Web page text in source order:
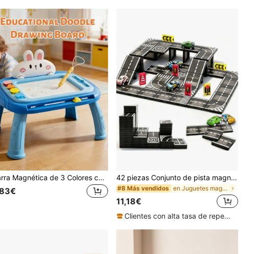
Pizarra Magnética de 3 Colores con Diseño Sellado - Pizarra para Escribir, Dibujar y Garabatear, Adecuada para Niños y Niñas de Preescolar, Juguete de Rompecabezas de Aprendizaje para Garabatear, Regalo de Cumpleaños para Niños de 3 Años en Adelante, Excelente para el Día del Niño y Navidad 42 piezas Conjunto de pista magnética, adecuado para tirar de coches, bloques de construcción magnéticos, juguetes de ensamblaje creativos, juguetes magnéticos educativos, adecuado para niños y niñas
#8 Más vendidos en Juguetes magnéticos de pesca y clasificación pa
11,18€
Clientes con alta tasa de repetición